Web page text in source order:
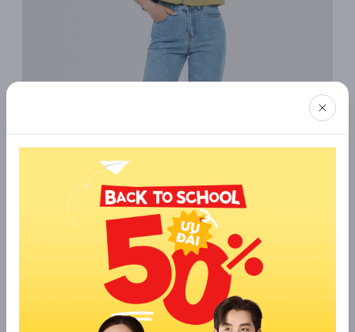
Sơ mi croptop phối cùng quần jeans
Bằng cách này, nàng có thể linh hoạt biến đổi phong cách của
mình từ nơi làm việc đến những buổi hẹn hò cuối tuần, mang
đến sự tự tin và thoải mái mọi lúc.